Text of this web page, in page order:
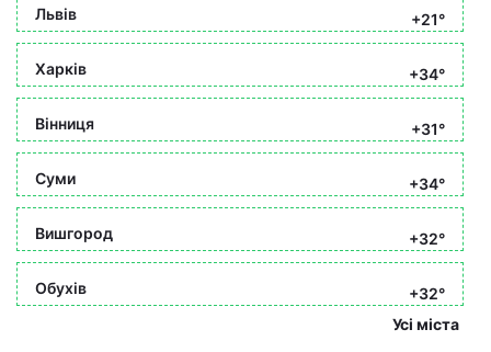
Львів +21°
Харків +34°
Вінниця +31°
Суми +34°
Вишгород +32°
Обухів
+32°
Усі міста